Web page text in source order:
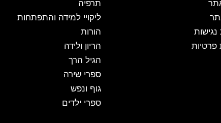
פרטיות
תרפיה
ליקויי למידה והתפתחות
הורות
הריון ולידה
הגיל הרך
ספרי שירה
גוף ונפש
ספרי ילדים